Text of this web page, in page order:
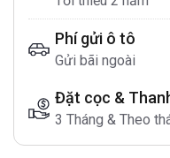
Phí gửi ô tô
Gửi bãi ngoài
Đặt cọc &
3 Tháng & Theo